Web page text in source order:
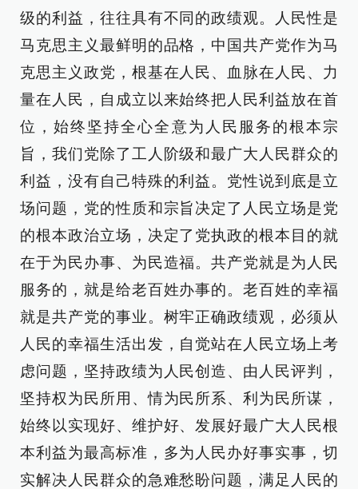
级的利益，往往具有不同的政绩观。人民性是
马克思主义最鲜明的品格，中国共产党作为马
克思主义政党，根基在人民、血脉在人民、力
量在人民，自成立以来始终把人民利益放在首
位，始终坚持全心全意为人民服务的根本宗
旨，我们党除了工人阶级和最广大人民群众的
利益，没有自己特殊的利益。党性说到底是立
场问题，党的性质和宗旨决定了人民立场是党
的根本政治立场，决定了党执政的根本目的就
在于为民办事、为民造福。共产党就是为人民
服务的，就是给老百姓办事的。老百姓的幸福
就是共产党的事业。树牢正确政绩观，必须从
人民的幸福生活出发，自觉站在人民立场上考
虑问题，坚持政绩为人民创造、由人民评判，
坚持权为民所用、情为民所系、利为民所谋，
始终以实现好、维护好、发展好最广大人民根
本利益为最高标准，多为人民办好事实事，切
实解决人民群众的急难愁盼问题，满足人民的